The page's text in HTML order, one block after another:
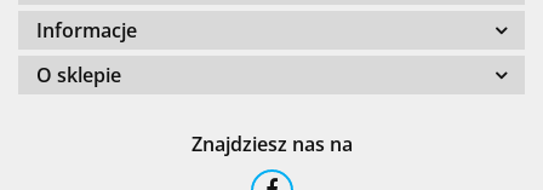
Informacje
O sklepie
Znajdziesz nas na